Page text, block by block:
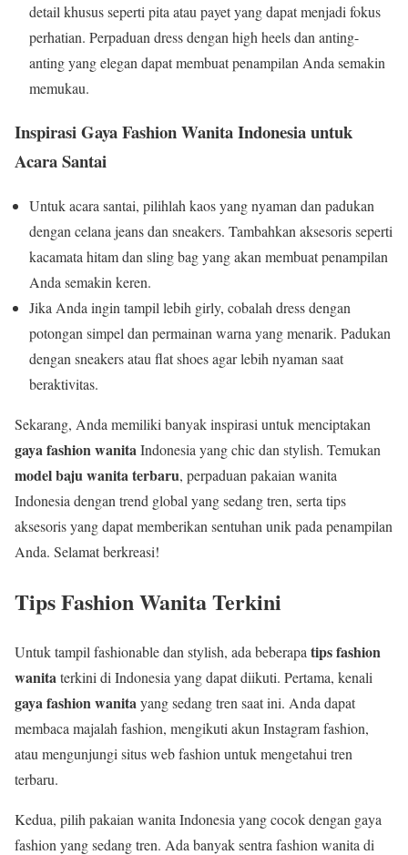
detail khusus seperti pita atau payet yang dapat menjadi fokus
perhatian. Perpaduan dress dengan high heels dan anting-
anting yang elegan dapat membuat penampilan Anda semakin
memukau.
Inspirasi Gaya Fashion Wanita Indonesia untuk
Acara Santai
Untuk acara santai, pilihlah kaos yang nyaman dan padukan
dengan celana jeans dan sneakers. Tambahkan aksesoris seperti
kacamata hitam dan sling bag yang akan membuat penampilan
Anda semakin keren.
Jika Anda ingin tampil lebih girly, cobalah dress dengan
potongan simpel dan permainan warna yang menarik. Padukan
dengan sneakers atau flat shoes agar lebih nyaman saat
beraktivitas.
Sekarang, Anda memiliki banyak inspirasi untuk menciptakan
gaya fashion wanitaIndonesia yang chic dan stylish. Temukan
model baju wanita terbaru, perpaduan pakaian wanita
Indonesia dengan trend global yang sedang tren, serta tips
aksesoris yang dapat memberikan sentuhan unik pada penampilan
Anda. Selamat berkreasi!
Tips Fashion Wanita Terkini
Untuk tampil fashionable dan stylish, ada beberapa tips fashion
wanitaterkini di Indonesia yang dapat diikuti. Pertama, kenali
gaya fashion wanitayang sedang tren saat ini. Anda dapat
membaca majalah fashion, mengikuti akun Instagram fashion,
atau mengunjungi situs web fashion untuk mengetahui tren
terbaru.
Kedua, pilih pakaian wanita Indonesia yang cocok dengan gaya
fashion yang sedang tren. Ada banyak sentra fashion wanita di